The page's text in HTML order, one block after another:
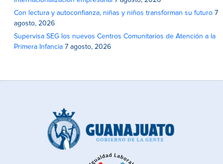
Con lectura y autoconfianza, niñas y niños transforman su futuro 7
agosto, 2026
Supervisa SEG los nuevos Centros Comunitarios de Atención a la
Primera Infancia 7 agosto, 2026